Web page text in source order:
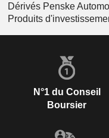
Dérivés Penske
Produits
N°1 du Conseil
Boursier